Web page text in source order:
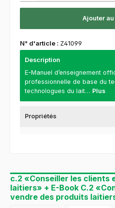
Ajouter
N° d'article : Z41099
Description
E-Manuel d’enseignement
professionnelle de base du
technologues du lait… Plus
Propriétés
c.2 «Conseiller les clients
laitiers» + E-Book C.2
vendre des produits